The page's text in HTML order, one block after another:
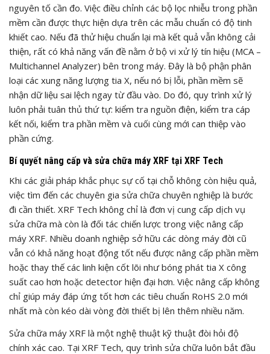
nguyên tố cần đo. Việc điều chỉnh các bộ lọc nhiễu trong phần
mềm cần được thực hiện dựa trên các mẫu chuẩn có độ tinh
khiết cao. Nếu đã thử hiệu chuẩn lại mà kết quả vẫn không cải
thiện, rất có khả năng vấn đề nằm ở bộ vi xử lý tín hiệu (MCA –
Multichannel Analyzer) bên trong máy. Đây là bộ phận phân
loại các xung năng lượng tia X, nếu nó bị lỗi, phần mềm sẽ
nhận dữ liệu sai lệch ngay từ đầu vào. Do đó, quy trình xử lý
luôn phải tuân thủ thứ tự: kiểm tra nguồn điện, kiểm tra cáp
kết nối, kiểm tra phần mềm và cuối cùng mới can thiệp vào
phần cứng.
Bí quyết nâng cấp và sửa chữa máy XRF tại XRF Tech
Khi các giải pháp khắc phục sự cố tại chỗ không còn hiệu quả,
việc tìm đến các chuyên gia sửa chữa chuyên nghiệp là bước
đi cần thiết. XRF Tech không chỉ là đơn vị cung cấp dịch vụ
sửa chữa mà còn là đối tác chiến lược trong việc nâng cấp
máy XRF. Nhiều doanh nghiệp sở hữu các dòng máy đời cũ
vẫn có khả năng hoạt động tốt nếu được nâng cấp phần mềm
hoặc thay thế các linh kiện cốt lõi như bóng phát tia X công
suất cao hơn hoặc detector hiện đại hơn. Việc nâng cấp không
chỉ giúp máy đáp ứng tốt hơn các tiêu chuẩn RoHS 2.0 mới
nhất mà còn kéo dài vòng đời thiết bị lên thêm nhiều năm.
Sửa chữa máy XRF là một nghệ thuật kỹ thuật đòi hỏi độ
chính xác cao. Tại XRF Tech, quy trình sửa chữa luôn bắt đầu